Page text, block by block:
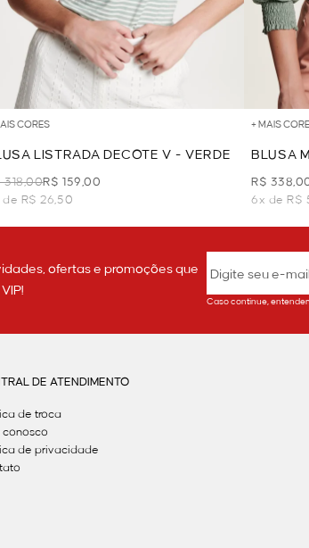
CORES
LISTRADA DECOTE V - VERDE
318,00R$ 159,00
de R$ 26,50
+ MAIS
BLUSA
VERDE
R$
6x de R$
ofertas e promoções que
Caso continue,
DE ATENDIMENTO
de troca
conosco
de privacidade